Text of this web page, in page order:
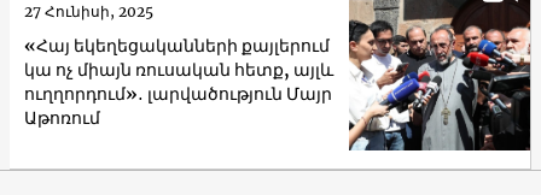
«Հայ եկեղեցականների քայլերում
կա ոչ միայն ռուսական հետք, այլև
ուղղորդում»․ լարվածություն Մայր
Աթոռում
27 Հունիսի, 2025